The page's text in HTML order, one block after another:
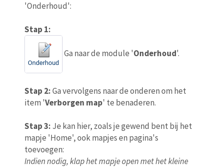
'Onderhoud':
Stap 1:
Ga naar de module 'Onderhoud'.
Stap 2:Ga vervolgens naar de onderen om het
item 'Verborgen map' te benaderen.
Stap 3: Je kan hier, zoals je gewend bent bij het
mapje 'Home', ook mapjes en pagina's
toevoegen:
Indien nodig, klap het mapje open met het kleine